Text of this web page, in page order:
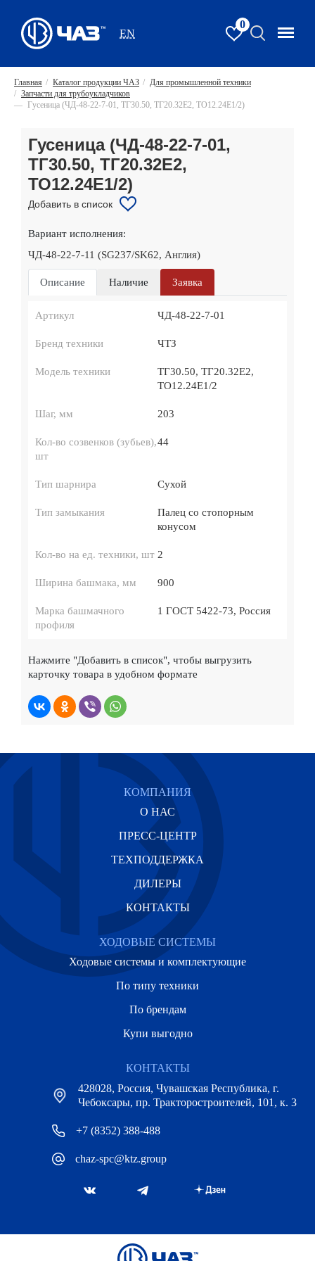
EN
0
Главная / Каталог продукции ЧАЗ / Для промышленной техники
/ Запчасти для трубоукладчиков
— Гусеница (ЧД-48-22-7-01, ТГ30.50, ТГ20.32Е2, ТО12.24Е1/2)
Гусеница (ЧД-48-22-7-01,
ТГ30.50, ТГ20.32Е2,
ТО12.24Е1/2)
Добавить в список
Вариант исполнения:
ЧД-48-22-7-11 (SG237/SK62, Англия)
Описание Наличие Заявка
Артикул ЧД-48-22-7-01
Бренд техники ЧТЗ
Модель техники
ТГ30.50, ТГ20.32Е2,
ТО12.24Е1/2
Шаг, мм 203
Кол-во созвенков (зубьев),
шт
44
Тип шарнира Сухой
Тип замыкания
Палец со стопорным
конусом
Кол-во на ед. техники, шт 2
Ширина башмака, мм 900
Марка башмачного
профиля
1 ГОСТ 5422-73, Россия
Нажмите "Добавить в список", чтобы выгрузить
карточку товара в удобном формате
КОМПАНИЯ
О НАС
ПРЕСС-ЦЕНТР
ТЕХПОДДЕРЖКА
ДИЛЕРЫ
КОНТАКТЫ
ХОДОВЫЕ СИСТЕМЫ
Ходовые системы и комплектующие
По типу техники
По брендам
Купи выгодно
КОНТАКТЫ
428028, Россия, Чувашская Республика, г.
Чебоксары, пр. Тракторостроителей, 101, к. 3
+7 (8352) 388-488
chaz-spc@ktz.group